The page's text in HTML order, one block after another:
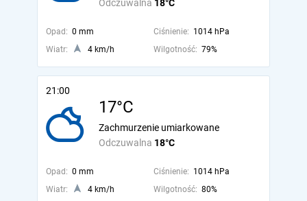
Odczuwalna 18°C
Opad: 0 mm Ciśnienie: 1014 hPa
Wiatr:
4 km/h Wilgotność: 79%
21:00
17°C
Odczuwalna 18°C
Zachmurzenie umiarkowane
Opad: 0 mm Ciśnienie: 1014 hPa
Wiatr:
4 km/h Wilgotność: 80%